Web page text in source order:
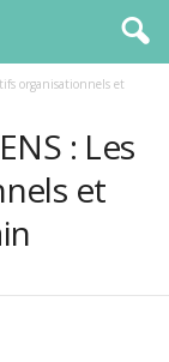
organisationnels et
: Les
et